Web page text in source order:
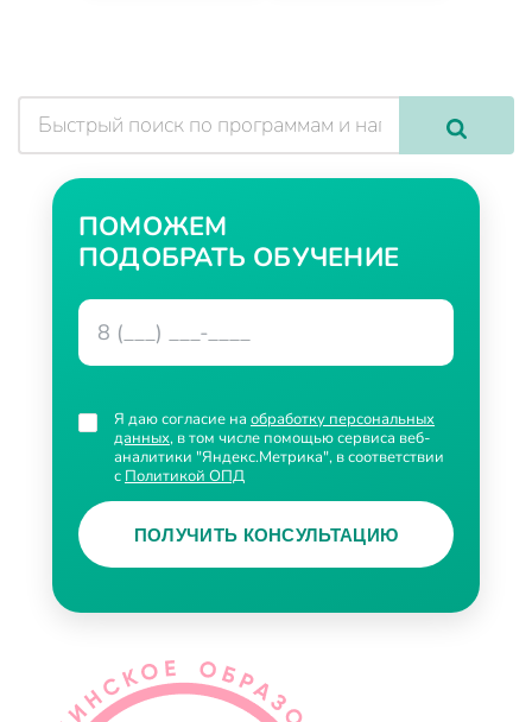
ПОМОЖЕМ
ПОДОБРАТЬ ОБУЧЕНИЕ
Я даю согласие на обработку персональных
данных, в том числе помощью сервиса веб-
аналитики "Яндекс.Метрика", в соответствии
с Политикой ОПД
ПОЛУЧИТЬ КОНСУЛЬТАЦИЮ